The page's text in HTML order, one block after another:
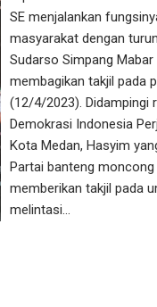
SE menjalankan
masyarakat dengan
Sudarso Simpang Mabar
membagikan takjil pada
(12/4/2023). Didampingi
Demokrasi Indonesia
Kota Medan, Hasyim
Partai banteng
memberikan takjil pada
melintasi…